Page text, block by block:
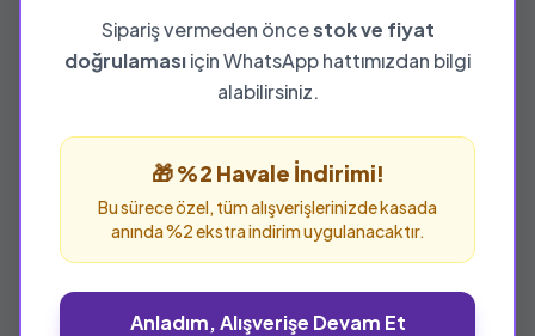
Sipariş vermeden öncestok ve fiyat
doğrulamasıiçin WhatsApp hattımızdan bilgi
alabilirsiniz.
🎁 %2 Havale İndirimi!
Bu sürece özel, tüm alışverişlerinizde kasada
anında %2 ekstra indirim uygulanacaktır.
Anladım, Alışverişe Devam Et
%15 İNDİRİM